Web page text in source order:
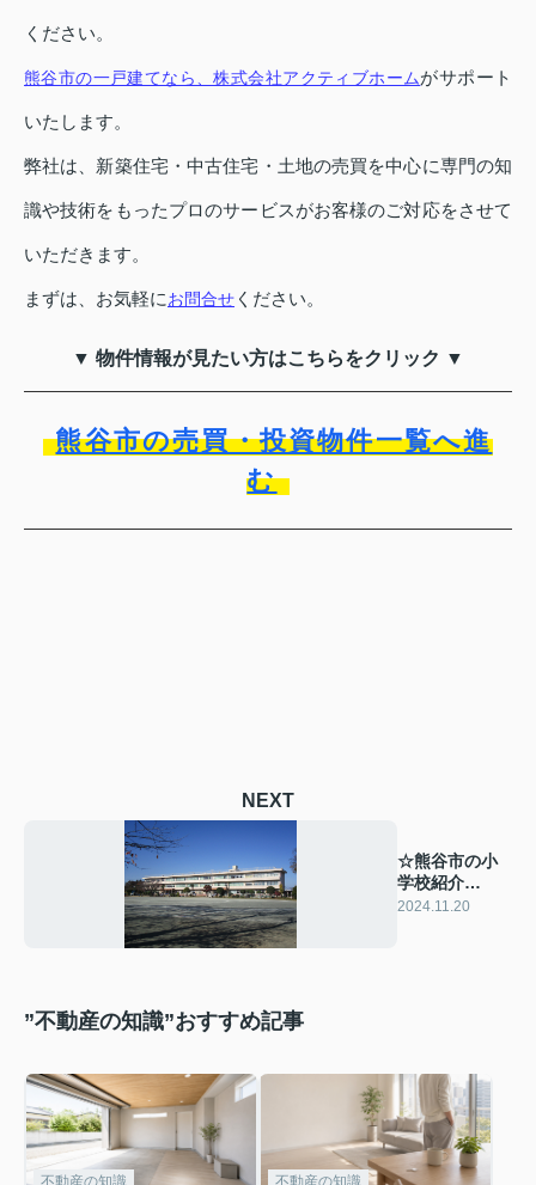
ください。
熊谷市の一戸建てなら、株式会社アクティブホームがサポート
いたします。
弊社は、新築住宅・中古住宅・土地の売買を中心に専門の知
識や技術をもったプロのサービスがお客様のご対応をさせて
いただきます。
まずは、お気軽にお問合せ ください。
▼ 物件情報が見たい方はこちらをクリック ▼
熊谷市の売買・投資物件一覧へ進
む
NEXT
☆熊谷市の小
学校紹介
☆【熊谷市立
2024.11.20
”不動産の知識”おすすめ記事
不動産の知識 不動産の知識